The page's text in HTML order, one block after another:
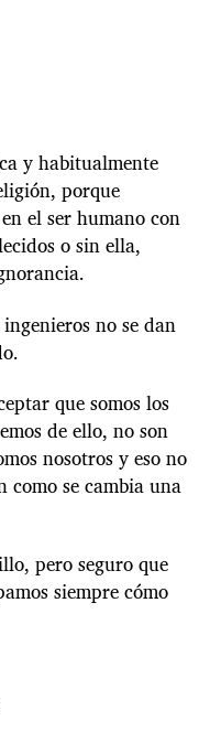
y habitualmente
porque
el ser humano con
o sin ella,
no se dan
que somos los
de ello, no son
nosotros y eso no
como se cambia una
pero seguro que
siempre cómo